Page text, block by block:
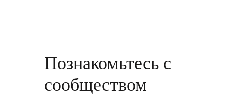
Познакомьтесь с
сообществом